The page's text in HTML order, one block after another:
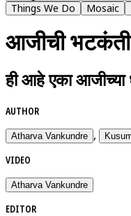
Things We Do
Mosaic
आजीची भटकंती
ही आहे एका आजीच्या
AUTHOR
Atharva Vankundre ,
VIDEO
Atharva Vankundre
EDITOR